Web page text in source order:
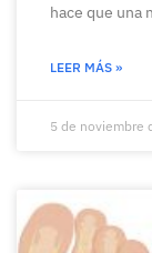
hace que una
LEER MÁS »
5 de noviembre